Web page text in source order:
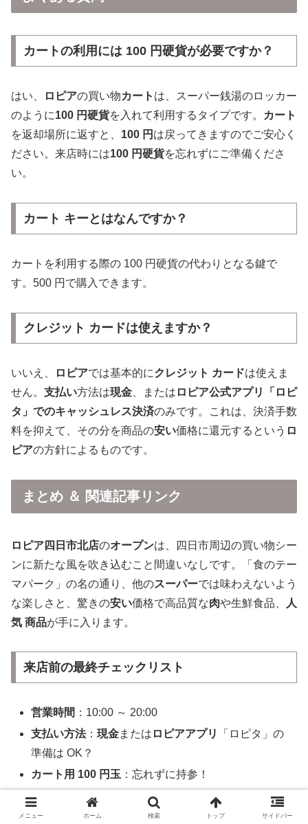
カートの利用には 100 円硬貨が必要ですか？
はい、 ロピアの買い物カート は、スーパー銭湯のロッカー
のように100 円硬貨を入れて利用するタイプです。
カート
を返却場所に返すと、 100 円 は戻ってきますのでご安心く
ださい。来店時には100 円硬貨を忘れずにご準備くださ
い。
カート キーとはなんですか？
カートを利用する際の 100 円硬貨の代わりとなる鍵で
す。500 円で購入できます。
クレジット カードは使えますか？
いいえ、 ロピアでは基本的にクレジット カードは使えま
せん。 支払い方法は現金 、または ロピア公式アプリ「ロピ
タ」でのキャッシュレス決済のみです。これは、決済手数
料を抑えて、その分を商品の安い価格に還元するという ロ
ピアの方針によるものです。
まとめ ＆ 関連記事リンク
ロピア四日市北店のオープンは、四日市周辺の買い物シー
ンに新たな風を吹き込むこと間違いなしです。「食のテー
マパーク」の名の通り、他のスーパーでは味わえないよう
な楽しさと、驚きの安い価格で高品質な肉や生鮮食品、
人
気 商品が手に入ります。
来店前の最終チェックリスト
営業時間 ：10:00 ～ 20:00
支払い方法：現金または ロピアアプリ
「ロピタ」の
準備は OK？
カート用 100 円玉 ：忘れずに持参！
保冷バッグ・エコバッグ：大容量のものを多めに！
冷蔵庫・冷凍庫スペース：空き容量は確保した？
メニュー ホーム 検索 トップ サイドバー